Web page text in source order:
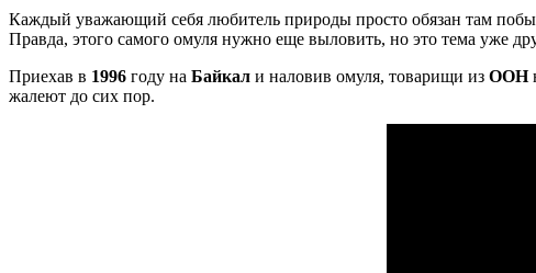
Каждый уважающий себя любитель природы просто обязан там
Правда, этого самого омуля нужно еще выловить, но это тема уже
Приехав в 1996 году на Байкал и наловив омуля, товарищи из ООН
жалеют до сих пор.